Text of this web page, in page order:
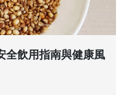
全飲用指南與健康風